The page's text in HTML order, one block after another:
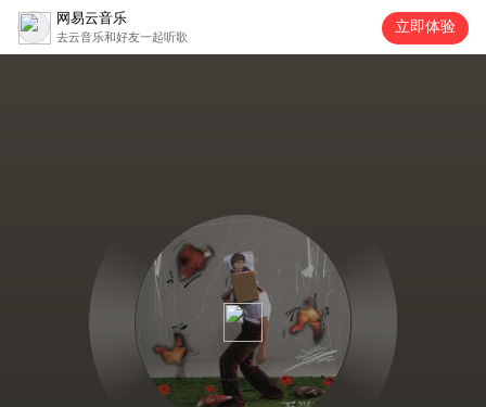
网易云音乐
去云音乐和好友一起听歌
立即体验